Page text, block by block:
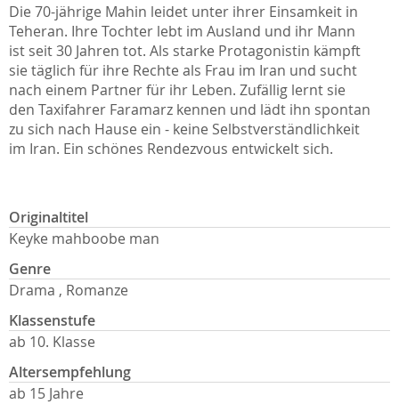
Die 70-jährige Mahin leidet unter ihrer Einsamkeit in
Teheran. Ihre Tochter lebt im Ausland und ihr Mann
ist seit 30 Jahren tot. Als starke Protagonistin kämpft
sie täglich für ihre Rechte als Frau im Iran und sucht
nach einem Partner für ihr Leben. Zufällig lernt sie
den Taxifahrer Faramarz kennen und lädt ihn spontan
zu sich nach Hause ein - keine Selbstverständlichkeit
im Iran. Ein schönes Rendezvous entwickelt sich.
Originaltitel
Keyke mahboobe man
Genre
Drama , Romanze
Klassenstufe
ab 10. Klasse
Altersempfehlung
ab 15 Jahre